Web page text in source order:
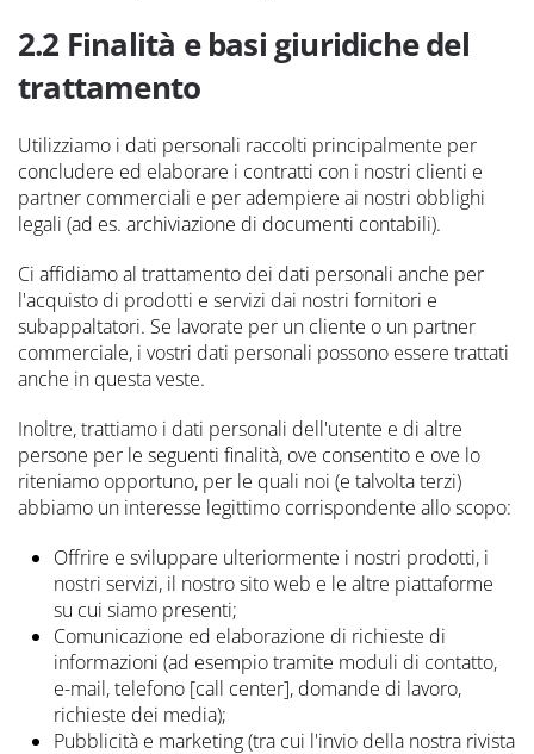
2.2 Finalità e basi giuridiche del
trattamento
Utilizziamo i dati personali raccolti principalmente per
concludere ed elaborare i contratti con i nostri clienti e
partner commerciali e per adempiere ai nostri obblighi
legali (ad es. archiviazione di documenti contabili).
Ci affidiamo al trattamento dei dati personali anche per
l'acquisto di prodotti e servizi dai nostri fornitori e
subappaltatori. Se lavorate per un cliente o un partner
commerciale, i vostri dati personali possono essere trattati
anche in questa veste.
Inoltre, trattiamo i dati personali dell'utente e di altre
persone per le seguenti finalità, ove consentito e ove lo
riteniamo opportuno, per le quali noi (e talvolta terzi)
abbiamo un interesse legittimo corrispondente allo scopo:
Offrire e sviluppare ulteriormente i nostri prodotti, i
nostri servizi, il nostro sito web e le altre piattaforme
su cui siamo presenti;
Comunicazione ed elaborazione di richieste di
informazioni (ad esempio tramite moduli di contatto,
e-mail, telefono [call center], domande di lavoro,
richieste dei media);
Pubblicità e marketing (tra cui l'invio della nostra rivista